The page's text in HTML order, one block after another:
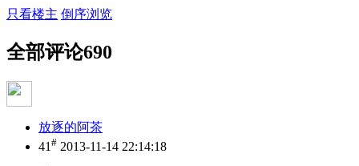
只看楼主 倒序浏览
全部评论690
放逐的阿茶
41 # 2013-11-14 22:14:18